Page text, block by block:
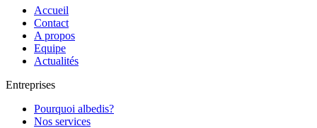
Accueil
Contact
A propos
Equipe
Actualités
Entreprises
Pourquoi albedis?
Nos services